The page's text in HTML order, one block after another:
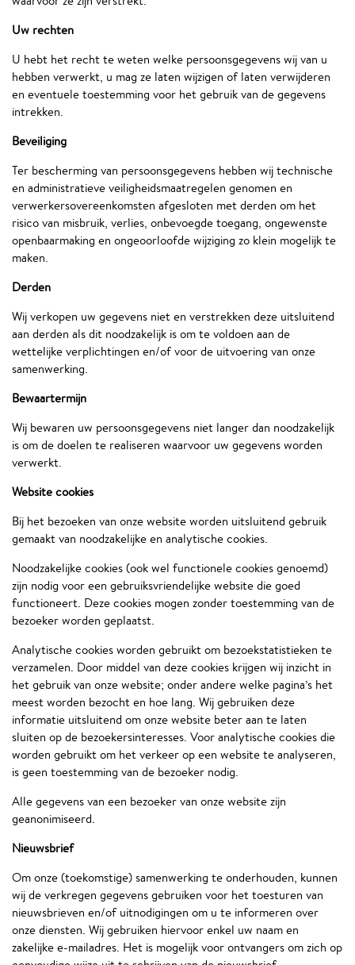
Uw rechten
U hebt het recht te weten welke persoonsgegevens wij van u
hebben verwerkt, u mag ze laten wijzigen of laten verwijderen
en eventuele toestemming voor het gebruik van de gegevens
intrekken.
Beveiliging
Ter bescherming van persoonsgegevens hebben wij technische
en administratieve veiligheidsmaatregelen genomen en
verwerkersovereenkomsten afgesloten met derden om het
risico van misbruik, verlies, onbevoegde toegang, ongewenste
openbaarmaking en ongeoorloofde wijziging zo klein mogelijk te
maken.
Derden
Wij verkopen uw gegevens niet en verstrekken deze uitsluitend
aan derden als dit noodzakelijk is om te voldoen aan de
wettelijke verplichtingen en/of voor de uitvoering van onze
samenwerking.
Bewaartermijn
Wij bewaren uw persoonsgegevens niet langer dan noodzakelijk
is om de doelen te realiseren waarvoor uw gegevens worden
verwerkt.
Website cookies
Bij het bezoeken van onze website worden uitsluitend gebruik
gemaakt van noodzakelijke en analytische cookies.
Noodzakelijke cookies (ook wel functionele cookies genoemd)
zijn nodig voor een gebruiksvriendelijke website die goed
functioneert. Deze cookies mogen zonder toestemming van de
bezoeker worden geplaatst.
Analytische cookies worden gebruikt om bezoekstatistieken te
verzamelen. Door middel van deze cookies krijgen wij inzicht in
het gebruik van onze website; onder andere welke pagina’s het
meest worden bezocht en hoe lang. Wij gebruiken deze
informatie uitsluitend om onze website beter aan te laten
sluiten op de bezoekersinteresses. Voor analytische cookies die
worden gebruikt om het verkeer op een website te analyseren,
is geen toestemming van de bezoeker nodig.
Alle gegevens van een bezoeker van onze website zijn
geanonimiseerd.
Nieuwsbrief
Om onze (toekomstige) samenwerking te onderhouden, kunnen
wij de verkregen gegevens gebruiken voor het toesturen van
nieuwsbrieven en/of uitnodigingen om u te informeren over
onze diensten. Wij gebruiken hiervoor enkel uw naam en
zakelijke e-mailadres. Het is mogelijk voor ontvangers om zich op